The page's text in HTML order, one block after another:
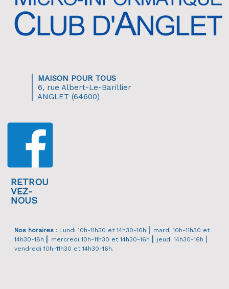
MAISON POUR TOUS
⎜ 6, rue Albert-Le-Barillier
⎜ ANGLET (64600)
RETROU
VEZ-
NOUS
Nos horaires : Lundi 10h-11h30 et 14h30-16h
mardi 10h-11h30 et
14h30-18h
mercredi 10h-11h30 et 14h30-16h
jeudi 14h30-16h ⎜
vendredi 10h-11h30 et 14h30-16h.